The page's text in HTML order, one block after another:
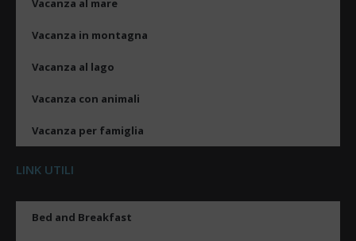
Vacanza al mare
Vacanza in montagna
Vacanza al lago
Vacanza con animali
Vacanza per famiglia
LINK UTILI
Bed and Breakfast